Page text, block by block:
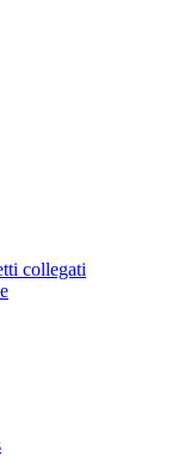
collegati